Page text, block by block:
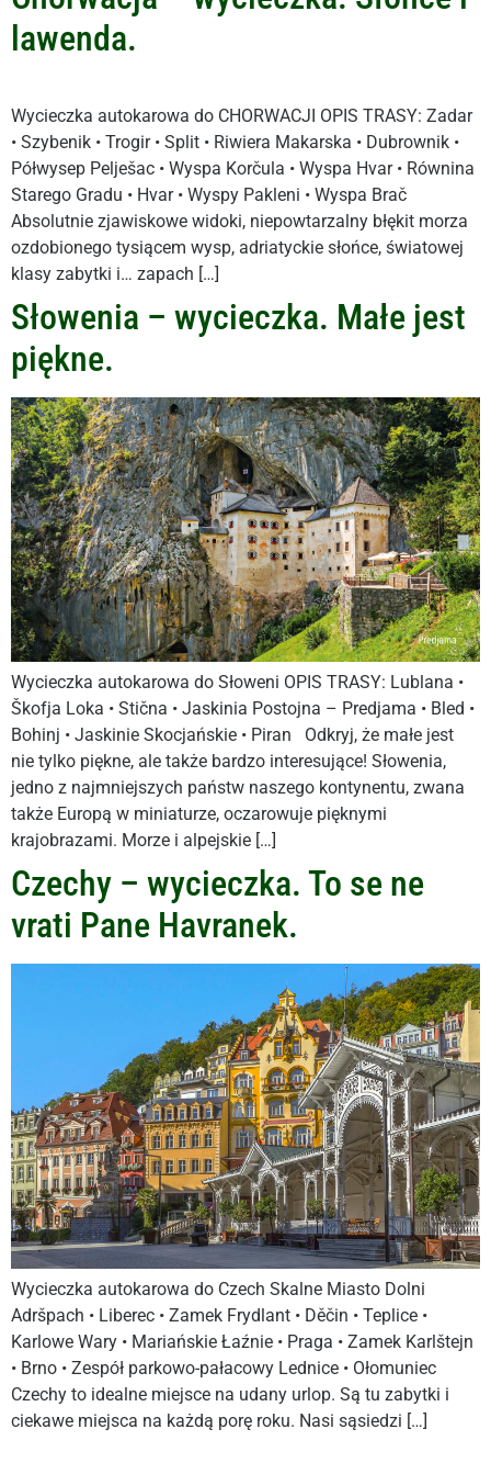
lawenda.
Wycieczka autokarowa do CHORWACJI OPIS TRASY: Zadar
• Szybenik • Trogir • Split • Riwiera Makarska • Dubrownik •
Półwysep Pelješac • Wyspa Korčula • Wyspa Hvar • Równina
Starego Gradu • Hvar • Wyspy Pakleni • Wyspa Brač
Absolutnie zjawiskowe widoki, niepowtarzalny błękit morza
ozdobionego tysiącem wysp, adriatyckie słońce, światowej
klasy zabytki i… zapach […]
Słowenia – wycieczka. Małe jest
piękne.
Wycieczka autokarowa do Słoweni OPIS TRASY: Lublana •
Škofja Loka • Stična • Jaskinia Postojna – Predjama • Bled •
Bohinj • Jaskinie Skocjańskie • Piran Odkryj, że małe jest
nie tylko piękne, ale także bardzo interesujące! Słowenia,
jedno z najmniejszych państw naszego kontynentu, zwana
także Europą w miniaturze, oczarowuje pięknymi
krajobrazami. Morze i alpejskie […]
Czechy – wycieczka. To se ne
vrati Pane Havranek.
Wycieczka autokarowa do Czech Skalne Miasto Dolni
Adršpach • Liberec • Zamek Frydlant • Děčin • Teplice •
Karlowe Wary • Mariańskie Łaźnie • Praga • Zamek Karlštejn
• Brno • Zespół parkowo-pałacowy Lednice • Ołomuniec
Czechy to idealne miejsce na udany urlop. Są tu zabytki i
ciekawe miejsca na każdą porę roku. Nasi sąsiedzi […]